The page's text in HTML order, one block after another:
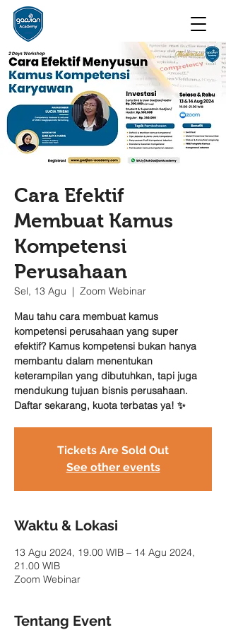
Cara Efektif
Membuat Kamus
Kompetensi
Perusahaan
Sel, 13 Agu
  |
Zoom Webinar
Mau tahu cara membuat kamus
kompetensi perusahaan yang super
efektif? Kamus kompetensi bukan hanya
membantu dalam menentukan
keterampilan yang dibutuhkan, tapi juga
mendukung tujuan bisnis perusahaan.
Daftar sekarang, kuota terbatas ya! ✨
Tickets Are Sold Out
See other events
Waktu & Lokasi
13 Agu 2024, 19.00 WIB – 14 Agu 2024,
21.00 WIB
Zoom Webinar
Tentang Event